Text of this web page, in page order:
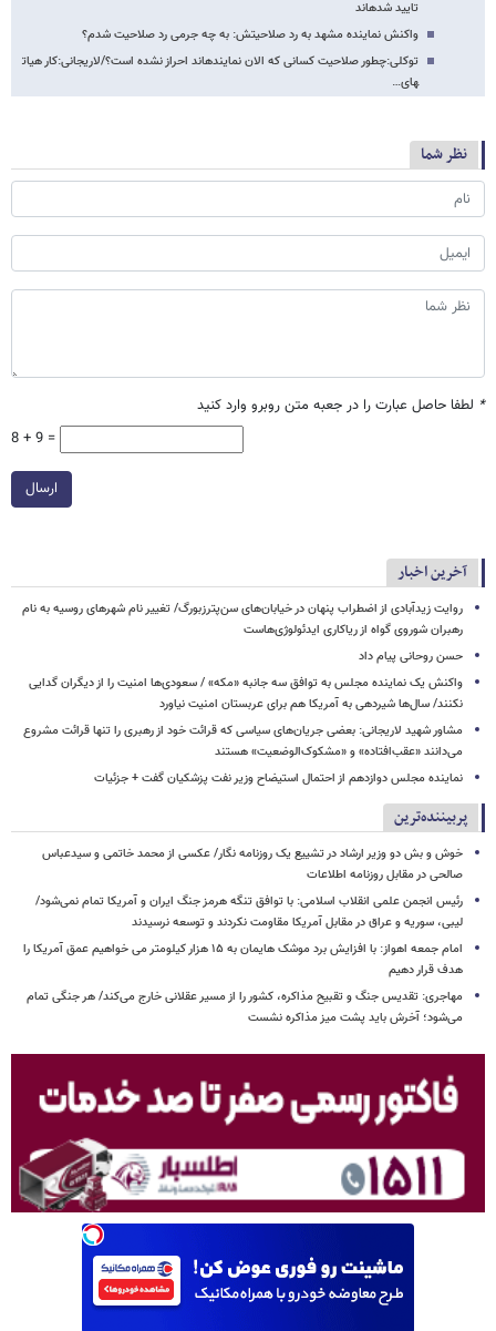
تایید شده​اند
واکنش نماینده مشهد به رد صلاحیتش: به چه جرمی رد صلاحیت شدم؟
توکلی:چطور صلاحیت کسانی که الان نماینده​اند احراز نشده است؟/لاریجانی:کار هیات​
های…
نظر شما
* لطفا حاصل عبارت را در جعبه متن روبرو وارد کنید
8 + 9 =
ارسال
آخرین اخبار
روایت زیدآبادی از اضطراب پنهان در خیابان‌های سن‌پترزبورگ/ تغییر نام شهرهای روسیه به نام
رهبران شوروی گواه از ریاکاری ایدئولوژی‌هاست
حسن روحانی پیام داد
واکنش یک نماینده مجلس به توافق سه جانبه «مکه» / سعودی‌ها امنیت را از دیگران گدایی
نکنند/ سال‌ها شیردهی به آمریکا هم برای عربستان امنیت نیاورد
مشاور شهید لاریجانی: بعضی جریان‌های سیاسی که قرائت خود از رهبری را تنها قرائت مشروع
می‌دانند «عقب‌افتاده» و «مشکوک‌الوضعیت» هستند
نماینده مجلس دوازدهم از احتمال استیضاح وزیر نفت پزشکیان گفت + جزئیات
پربیننده‌ترین
خوش و بش دو وزیر ارشاد در تشییع یک روزنامه نگار/ عکسی از محمد خاتمی و سیدعباس
صالحی در مقابل روزنامه اطلاعات
رئیس انجمن علمی انقلاب اسلامی: با توافق تنگه هرمز جنگ ایران و آمریکا تمام نمی‌شود/
لیبی، سوریه و عراق در مقابل آمریکا مقاومت نکردند و توسعه نرسیدند
امام‌ جمعه اهواز: با افزایش برد موشک هایمان به ۱۵ هزار کیلومتر می خواهیم عمق آمریکا را
هدف قرار دهیم
مهاجری: تقدیس جنگ و تقبیح مذاکره، کشور را از مسیر عقلانی خارج می‌کند/ هر جنگی تمام
می‌شود؛ آخرش باید پشت میز مذاکره نشست